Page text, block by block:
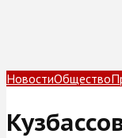
НовостиОбщество